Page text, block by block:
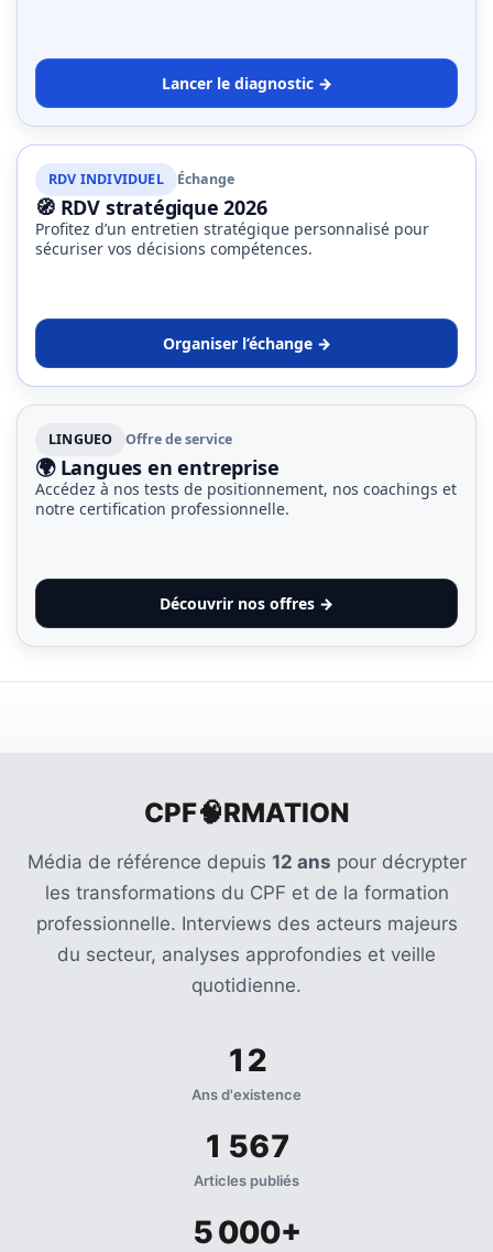
Lancer le diagnostic →
RDV INDIVIDUEL Échange
🧭 RDV stratégique 2026
Profitez d’un entretien stratégique personnalisé pour
sécuriser vos décisions compétences.
Organiser l’échange →
LINGUEO Offre de service
🌍 Langues en entreprise
Accédez à nos tests de positionnement, nos coachings et
notre certification professionnelle.
Découvrir nos offres →
CPF🧠RMATION
Média de référence depuis 12 ans pour décrypter
les transformations du CPF et de la formation
professionnelle. Interviews des acteurs majeurs
du secteur, analyses approfondies et veille
quotidienne.
12
Ans d'existence
1 567
Articles publiés
5 000+